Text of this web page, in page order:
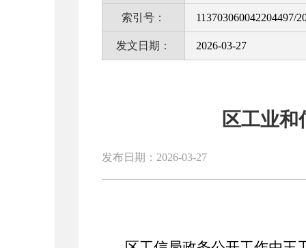
索引号： 113703060042204497/
发文日期： 2026-03-27
区工业
发布日期：2026-03-27